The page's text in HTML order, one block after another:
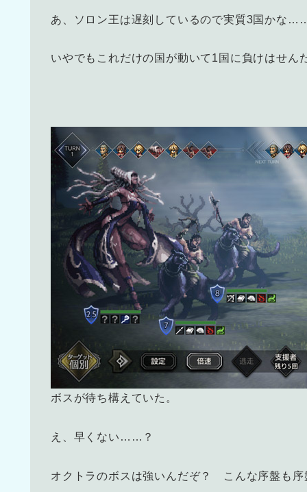
あ、ソロン王は遅刻しているので実質3国かな
いやでもこれだけの国が動いて1国に負けはせ
ボスが待ち構えていた。
え、早くない……？
オクトラのボスは強いんだぞ？ こんな序盤も序